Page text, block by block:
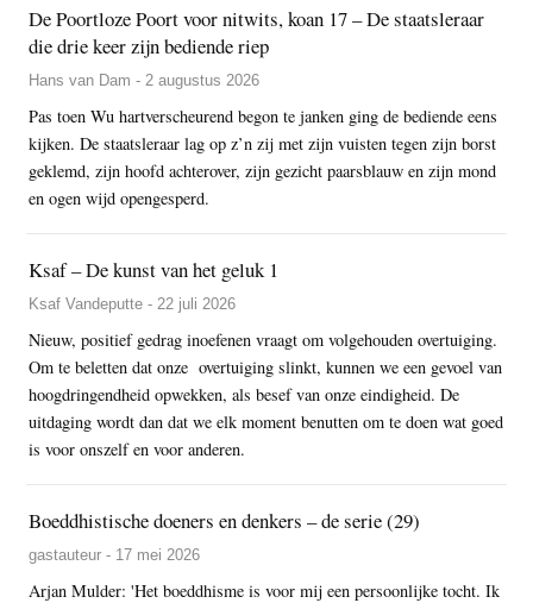
De Poortloze Poort voor nitwits, koan 17 – De staatsleraar
die drie keer zijn bediende riep
Hans van Dam - 2 augustus 2026
Pas toen Wu hartverscheurend begon te janken ging de bediende eens
kijken. De staatsleraar lag op z’n zij met zijn vuisten tegen zijn borst
geklemd, zijn hoofd achterover, zijn gezicht paarsblauw en zijn mond
en ogen wijd opengesperd.
Ksaf – De kunst van het geluk 1
Ksaf Vandeputte - 22 juli 2026
Nieuw, positief gedrag inoefenen vraagt om volgehouden overtuiging.
Om te beletten dat onze overtuiging slinkt, kunnen we een gevoel van
hoogdringendheid opwekken, als besef van onze eindigheid. De
uitdaging wordt dan dat we elk moment benutten om te doen wat goed
is voor onszelf en voor anderen.
Boeddhistische doeners en denkers – de serie (29)
gastauteur - 17 mei 2026
Arjan Mulder: 'Het boeddhisme is voor mij een persoonlijke tocht. Ik